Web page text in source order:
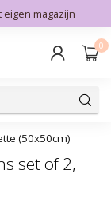
magazijn
0
(50x50cm)
set of 2,